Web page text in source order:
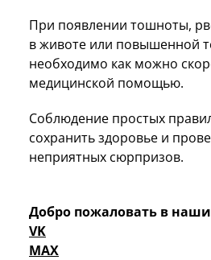
При появлении тошноты,
в животе или повышенной
необходимо как можно
медицинской помощью.
Соблюдение простых
сохранить здоровье и
неприятных сюрпризов.
Добро пожаловать в наши
VK
MAX